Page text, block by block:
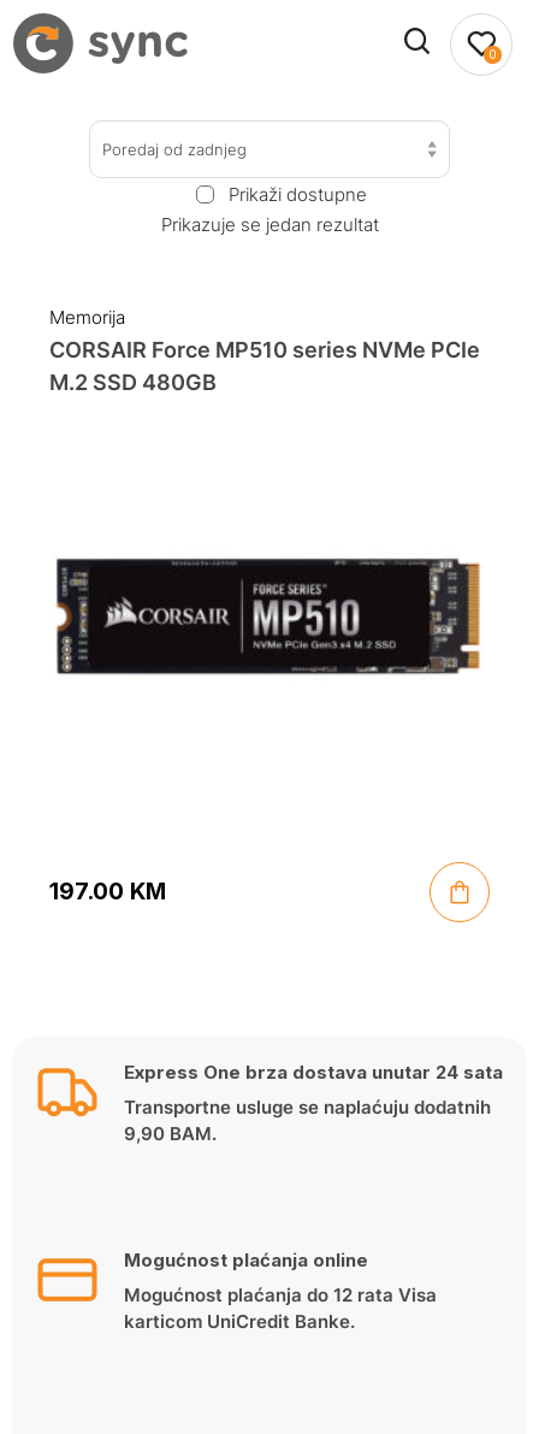
0
Poredaj od zadnjeg
Prikaži dostupne
Prikazuje se jedan rezultat
Memorija
CORSAIR Force MP510 series NVMe PCIe
M.2 SSD 480GB
197.00 KM
Express One brza dostava unutar 24 sata
Transportne usluge se naplaćuju dodatnih
9,90 BAM.
Mogućnost plaćanja online
Mogućnost plaćanja do 12 rata Visa
karticom UniCredit Banke.